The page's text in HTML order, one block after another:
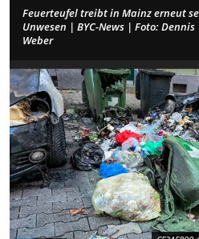
Feuerteufel treibt in Mainz erneut
Unwesen | BYC-News | Foto: Dennis
Weber